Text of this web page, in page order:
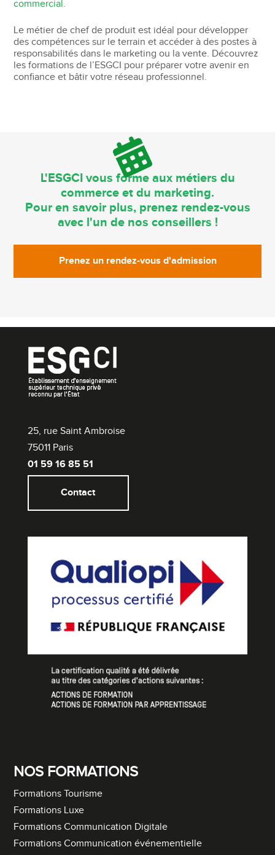
commercial.
Le métier de chef de produit est idéal pour développer
des compétences sur le terrain et accéder à des postes à
responsabilités dans le marketing ou la vente. Découvrez
les formations de l’ESGCI pour préparer votre avenir en
confiance et bâtir votre réseau professionnel.
L'ESGCI vous forme aux métiers du
commerce et du marketing.
Pour en savoir plus, prenez rendez-vous
avec l'un de nos conseillers !
Prenez un rendez-vous d'admission
25, rue Saint Ambroise
75011 Paris
01 59 16 85 51
Contact
NOS FORMATIONS
Formations Tourisme
Formations Luxe
Formations Communication Digitale
Formations Communication événementielle